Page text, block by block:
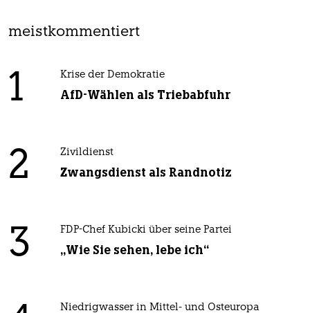
meistkommentiert
1 Krise der Demokratie
AfD-Wählen als Triebabfuhr
2 Zivildienst
Zwangsdienst als Randnotiz
3 FDP-Chef Kubicki über seine Partei
„Wie Sie sehen, lebe ich“
Niedrigwasser in Mittel- und Osteuropa